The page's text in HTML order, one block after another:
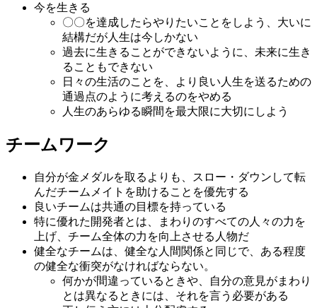
今を生きる
〇〇を達成したらやりたいことをしよう、大いに
結構だが人生は今しかない
過去に生きることができないように、未来に生き
ることもできない
日々の生活のことを、より良い人生を送るための
通過点のように考えるのをやめる
人生のあらゆる瞬間を最大限に大切にしよう
チームワーク
自分が金メダルを取るよりも、スロー・ダウンして転
んだチームメイトを助けることを優先する
良いチームは共通の目標を持っている
特に優れた開発者とは、まわりのすべての人々の力を
上げ、チーム全体の力を向上させる人物だ
健全なチームは、健全な人間関係と同じで、ある程度
の健全な衝突がなければならない。
何かが間違っているときや、自分の意見がまわり
とは異なるときには、それを言う必要がある